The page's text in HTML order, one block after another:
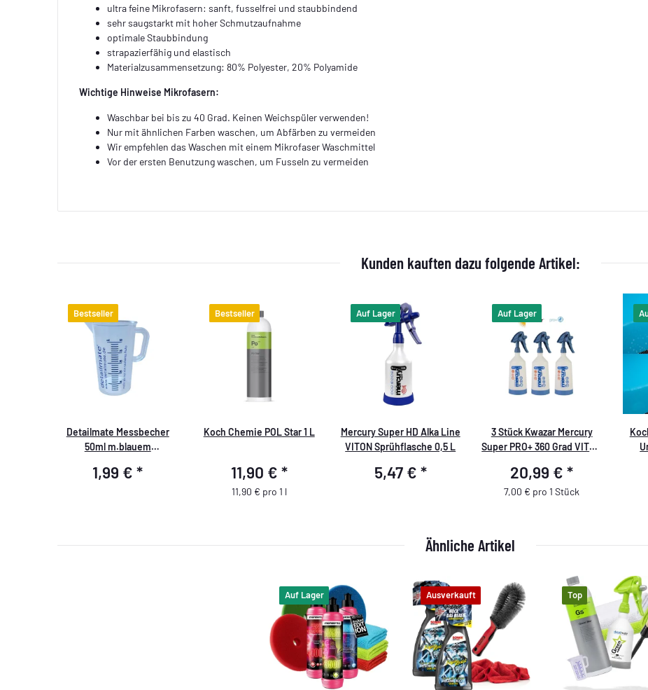
ultra feine Mikrofasern: sanft, fusselfrei und staubbindend
sehr saugstarkt mit hoher Schmutzaufnahme
optimale Staubbindung
strapazierfähig und elastisch
Materialzusammensetzung: 80% Polyester, 20% Polyamide
Wichtige Hinweise Mikrofasern:
Waschbar bei bis zu 40 Grad. Keinen Weichspüler verwenden!
Nur mit ähnlichen Farben waschen, um Abfärben zu vermeiden
Wir empfehlen das Waschen mit einem Mikrofaser Waschmittel
Vor der ersten Benutzung waschen, um Fusseln zu vermeiden
Kunden kauften dazu folgende Artikel:
Bestseller
Detailmate Messbecher
50ml m.blauem
1,99 €*
Bestseller
Koch Chemie POL Star 1 L
11,90 € *
11,90 € pro 1 l
Auf Lager
Mercury Super HD Alka Line
VITON Sprühflasche 0,5 L
5,47 € *
Auf Lager
3 Stück Kwazar Mercury
Super PRO+ 360 Grad VITON
20,99 €*
7,00 € pro 1 Stück
Ähnliche Artikel
Auf Lager Ausverkauft Top